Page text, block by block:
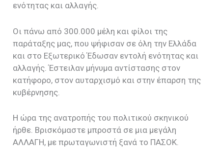
ενότητας και αλλαγής.
Οι πάνω από 300.000 μέλη και φίλοι της
παράταξης μας, που ψήφισαν σε όλη την Ελλάδα
και στο Εξωτερικό Έδωσαν εντολή ενότητας και
αλλαγής. Έστειλαν μήνυμα αντίστασης στον
κατήφορο, στον αυταρχισμό και στην έπαρση της
κυβέρνησης.
Η ώρα της ανατροπής του πολιτικού σκηνικού
ήρθε. Βρισκόμαστε μπροστά σε μια μεγάλη
ΑΛΛΑΓΗ, με πρωταγωνιστή ξανά το ΠΑΣΟΚ.